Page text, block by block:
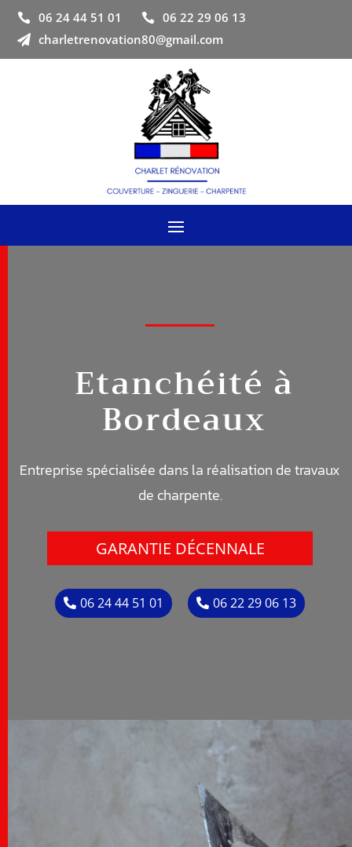
 06 24 44 51 01  06 22 29 06 13
 charletrenovation80@gmail.com
Etanchéité à
Bordeaux
Entreprise spécialisée dans la réalisation de travaux
de charpente.
GARANTIE DÉCENNALE
06 24 44 51 01 06 22 29 06 13